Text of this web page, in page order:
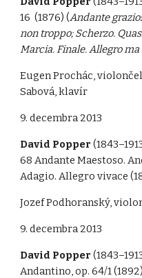
16 (1876) (Andante
non troppo; Scherzo.
Marcia. Finale. Allegro
Eugen Prochác,
Sabová, klavír
9. decembra 2013
David Popper
68 Andante Maestoso.
Adagio. Allegro vivace
Jozef Podhoranský,
9. decembra 2013
David Popper
Andantino, op. 64/1 (1892)